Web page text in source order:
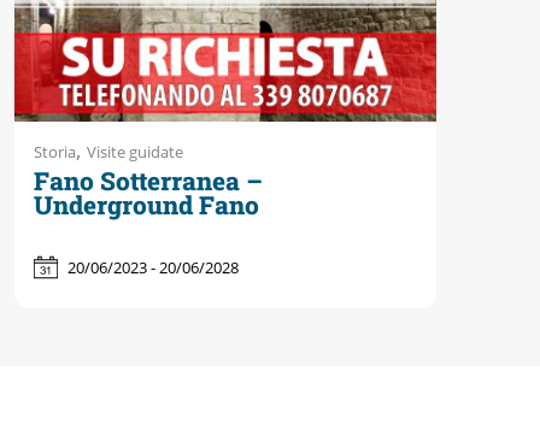
Storia, Visite guidate
Fano Sotterranea –
Underground Fano
20/06/2023 - 20/06/2028